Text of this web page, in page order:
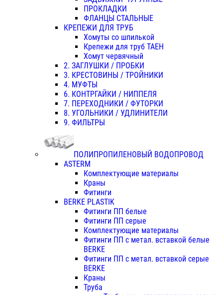
ПРОКЛАДКИ
ФЛАНЦЫ СТАЛЬНЫЕ
КРЕПЕЖИ ДЛЯ ТРУБ
Хомуты со шпилькой
Крепежи для труб ТАЕН
Хомут червячный
2. ЗАГЛУШКИ / ПРОБКИ
3. КРЕСТОВИНЫ / ТРОЙНИКИ
4. МУФТЫ
6. КОНТРГАЙКИ / НИППЕЛЯ
7. ПЕРЕХОДНИКИ / ФУТОРКИ
8. УГОЛЬНИКИ / УДЛИНИТЕЛИ
9. ФИЛЬТРЫ
ПОЛИПРОПИЛЕНОВЫЙ ВОДОПРОВОД
ASTERM
Комплектующие материалы
Краны
Фитинги
BERKE PLASTIK
Фитинги ПП белые
Фитинги ПП серые
Комплектующие материалы
Фитинги ПП с метал. вставкой белые
BERKE
Фитинги ПП с метал. вставкой серые
BERKE
Краны
Труба